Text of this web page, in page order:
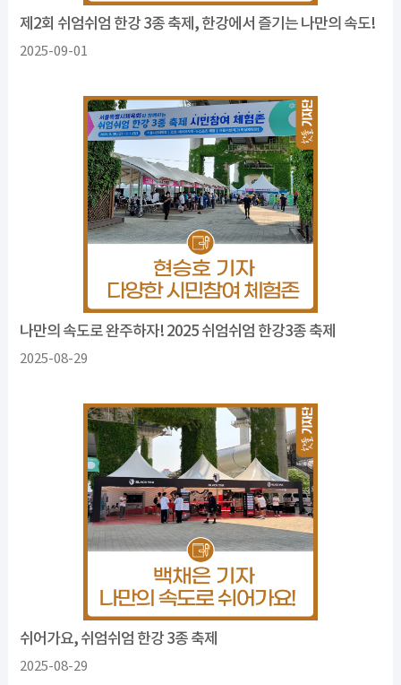
제2회 쉬엄쉬엄 한강 3종 축제, 한강에서 즐기는 나만의 속도!
2025-09-01
나만의 속도로 완주하자! 2025 쉬엄쉬엄 한강3종 축제
2025-08-29
쉬어가요, 쉬엄쉬엄 한강 3종 축제
2025-08-29